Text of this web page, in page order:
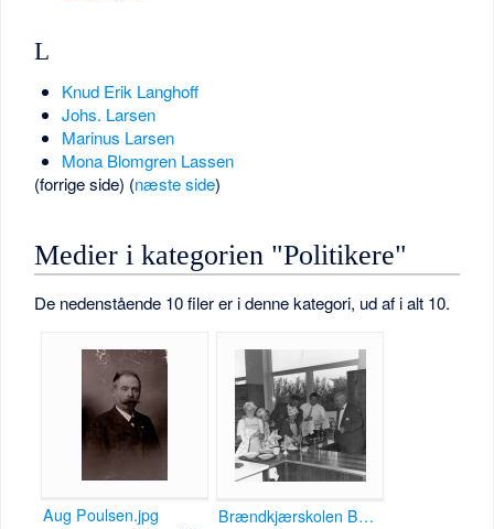
L
Knud Erik Langhoff
Johs. Larsen
Marinus Larsen
Mona Blomgren Lassen
(forrige side) (næste side)
Medier i kategorien "Politikere"
De nedenstående 10 filer er i denne kategori, ud af i alt 10.
Aug Poulsen.jpg
Brændkjærskolen B33976.jpg